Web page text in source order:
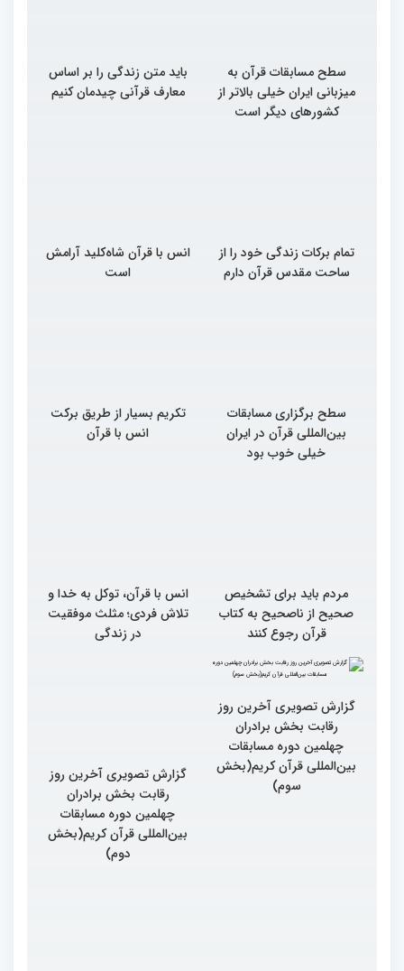
سطح مسابقات قرآن به
میزبانی ایران خیلی بالاتر از
کشورهای دیگر است
باید متن زندگی را بر اساس
معارف قرآنی چیدمان کنیم
تمام برکات زندگی خود را از
ساحت مقدس قرآن دارم
انس با قرآن شاه‌کلید آرامش
است
سطح برگزاری مسابقات
بین‌المللی قرآن در ایران
خیلی خوب بود
تکریم بسیار از طریق برکت
انس با قرآن
مردم باید برای تشخیص
صحیح از ناصحیح به کتاب
قرآن رجوع کنند
انس با قرآن، توکل به خدا و
تلاش فردی؛ مثلث موفقیت
در زندگی
گزارش تصویری آخرین روز
رقابت بخش برادران
گزارش تصویری آخرین روز
رقابت بخش برادران
چهلمین دوره مسابقات
بین‌المللی قرآن کریم(بخش
دوم)